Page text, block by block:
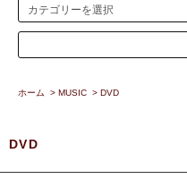
ホーム > MUSIC > DVD
DVD